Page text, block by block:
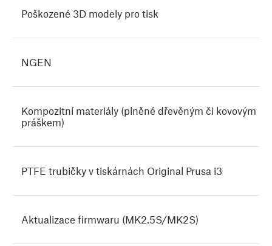
Poškozené 3D modely pro tisk
NGEN
Kompozitní materiály (plněné dřevěným či kovovým
práškem)
PTFE trubičky v tiskárnách Original Prusa i3
Aktualizace firmwaru (MK2.5S/MK2S)